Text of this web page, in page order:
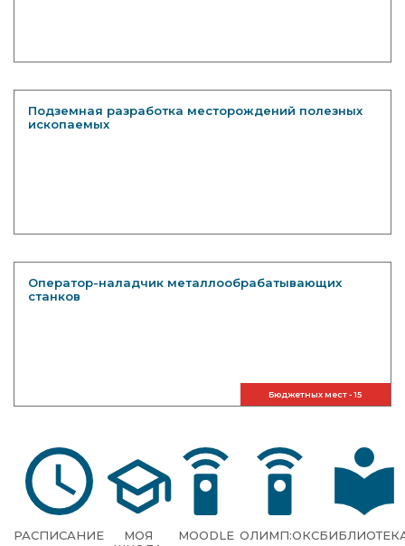
Подземная разработка месторождений полезных
ископаемых
Оператор-наладчик металлообрабатывающих
станков
Бюджетных мест - 15
РАСПИСАНИЕ
МОЯ
MOODLE ОЛИМП:ОКС